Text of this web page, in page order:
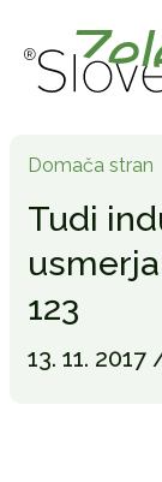
Domača stran
Tudi
123
13. 11. 2017